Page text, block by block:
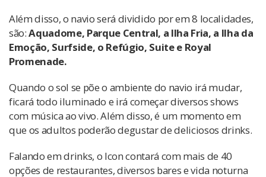
Além disso, o navio será dividido por em 8 localidades,
são:Aquadome, Parque Central, a Ilha Fria, a Ilha da
Emoção, Surfside, o Refúgio, Suite e Royal
Promenade.
Quando o sol se põe o ambiente do navio irá mudar,
ficará todo iluminado e irá começar diversos shows
com música ao vivo. Além disso, é um momento em
que os adultos poderão degustar de deliciosos drinks.
Falando em drinks, o Icon contará com mais de 40
opções de restaurantes, diversos bares e vida noturna